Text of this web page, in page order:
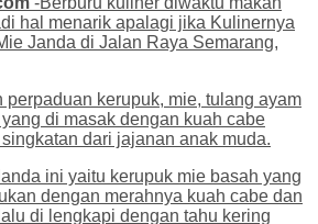
hal menarik apalagi jika Kulinernya
Janda di Jalan Raya Semarang,
perpaduan kerupuk, mie, tulang ayam
di masak dengan kuah cabe
dari jajanan anak muda.
ini yaitu kerupuk mie basah yang
dengan merahnya kuah cabe dan
di lengkapi dengan tahu kering